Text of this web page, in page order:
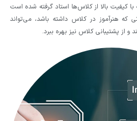
با کیفیت بالا از کلاس‌ها استاد گرفته شده است
که هنرآموز در کلاس داشته باشد، می‌تواند
و از پشتیبانی کلاس نیز بهره ببرد.